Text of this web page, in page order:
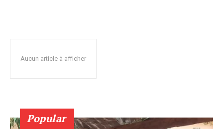
Aucun article à afficher
Popular